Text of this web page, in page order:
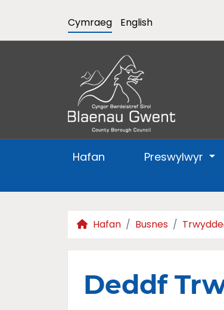
Cymraeg English
Hafan Preswylwyr
Hafan Busnes
Deddf